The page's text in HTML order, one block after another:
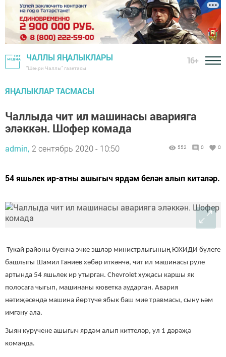
ЧАЛЛЫ ЯҢАЛЫКЛАРЫ
"Шәһри Чаллы" газетасы
16+
ЯҢАЛЫКЛАР ТАСМАСЫ
Чаллыда чит ил машинасы аварияга
эләккән. Шофер комада
admin, 2 сентябрь 2020 - 10:50 552 0 0
54 яшьлек ир-атны ашыгыч ярдәм белән алып китәләр.
Тукай районы буенча эчке эшләр министрлыгының ЮХИДИ бүлеге
башлыгы Шамил Ганиев хәбәр иткәнчә, чит ил машинасы руле
артында 54 яшьлек ир утырган. Chevrolet хуҗасы каршы як
полосага чыгып, машинаны кюветка аударган. Авария
нәтиҗәсендә машина йөртүче ябык баш мие травмасы, сыну һәм
имгәнү ала.
Зыян күрүчене ашыгыч ярдәм алып киттеләр, ул 1 дәрәҗә
команда.